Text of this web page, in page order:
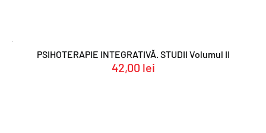
PSIHOTERAPIE INTEGRATIVĂ. STUDII Volumul II
42,00 lei